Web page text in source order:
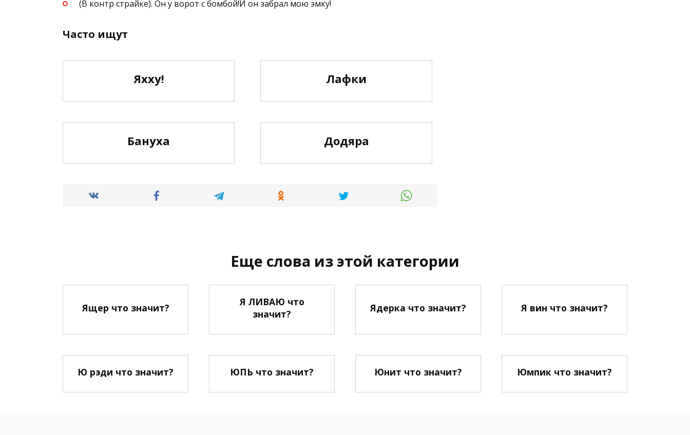
(В контр страйке). Он у ворот с бомбой!И он забрал мою эмку!
Часто ищут
Яхху! Лафки
Бануха Додяра
Еще слова из этой категории
Ящер что значит?
Я ЛИВАЮ что
значит?
Ядерка что значит? Я вин что значит?
Ю рэди что значит? ЮПЬ что значит? Юнит что значит? Юмпик что значит?